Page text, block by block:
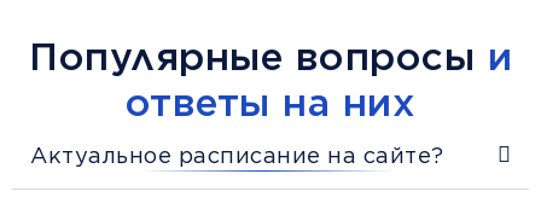
Популярные вопросы и
ответы на них
Актуальное расписание на сайте?